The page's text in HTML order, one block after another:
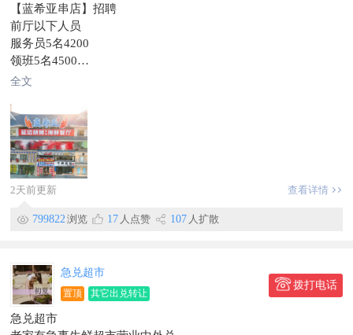
信息有效期到2026/09/01
联系时，请说明在【珲春圈】看到的~
【蓝希亚串店】招聘
前厅以下人员
服务员5名4200
领班5名4500
保洁1名3800
办会员卡奖，
生日奖励
绩效奖
福利奖等等待遇优厚。
厨房人员如下
厨师1名，底薪8000
凉菜师傅1名底薪5000
以上人员公休两天，满勤奖200
电话：136～3069～8234
工作地点珲春
信息有效期到10月24
全文
2天前更新 查看详情
799822浏览 17 人点赞 107 人扩散
急兑超市
置顶 其它出兑转让
拨打电话
急兑超市